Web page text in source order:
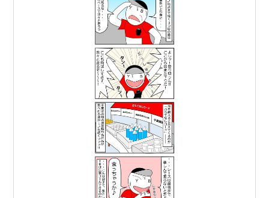
3:10:44
3:12:27
3:13:32
3:16:26
障がいを持ち、単独走行が困難な場合には伴走者1人
をつけることができる